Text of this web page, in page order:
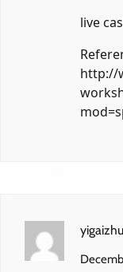
live
http://